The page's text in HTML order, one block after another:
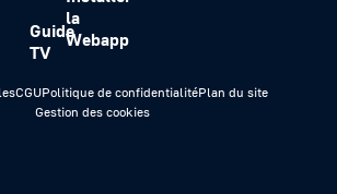
Guide
TV
la
Webapp
CGUPolitique de confidentialitéPlan du site
Gestion des cookies